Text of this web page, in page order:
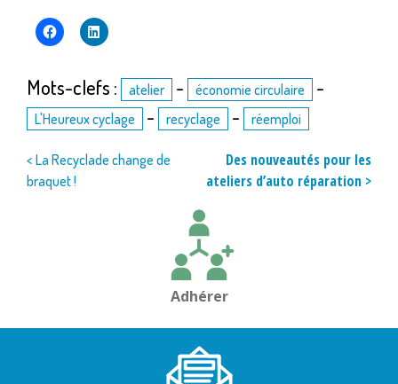
Mots-clefs : atelier - économie circulaire -
L'Heureux cyclage - recyclage - réemploi
Navigation
de
< La Recyclade change de
braquet !
Des nouveautés pour les
ateliers d’auto réparation >
Adhérer